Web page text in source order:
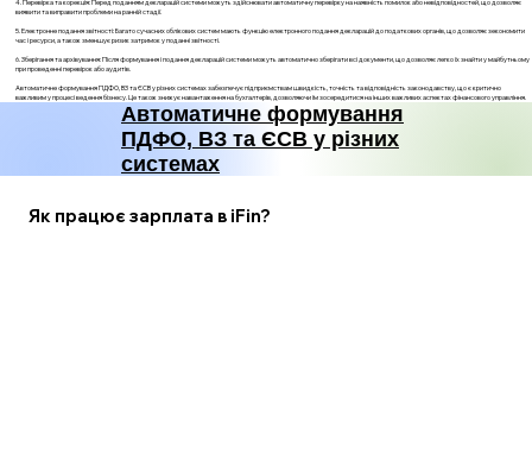
4. Перевірка та корекція: Перед поданням декларацій системи можуть здійснювати автоматичну перевірку на наявність помилок або невідповідностей, що дозволяє
виявити та виправити проблеми на ранній стадії.
5. Електронне подання звітності: Багато сучасних облікових систем мають функцію електронного подання декларацій до податкових органів, що дозволяє зекономити
час і ресурси, а також зменшує ризик затримок у поданні звітності.
6. Зберігання та архівування: Після формування і подання декларацій системи можуть автоматично зберігати всі документи, що дозволяє легко їх знайти у майбутньому
при проведенні перевірок або аудитів.
Автоматичне формування ПДФО, ВЗ та ЄСВ у різних системах забезпечує підприємствам швидкість, точність та відповідність законодавству, що є критично
важливим у процесі ведення бізнесу. Це також знижує навантаження на бухгалтерів, дозволяючи їм зосередитися на інших важливих аспектах фінансового управління.
Автоматичне формування
ПДФО, ВЗ та ЄСВ у різних
системах
Як працює зарплата в iFin?